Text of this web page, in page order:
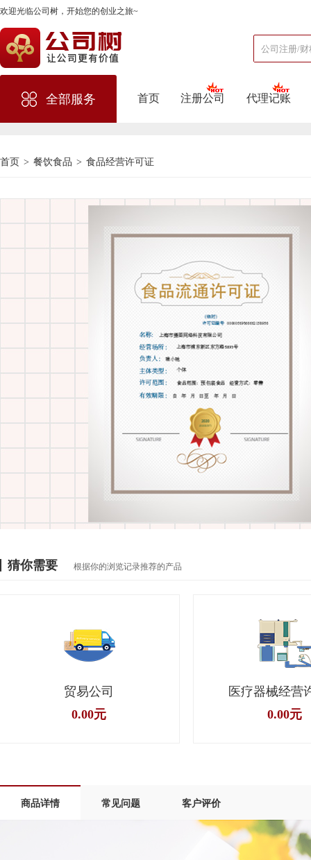
欢迎光临公司树，开始您的创业之旅~
全部服务 首页 注册公司 代理记账
首页 > 餐饮食品 > 食品经营许可证
猜你需要 根据你的浏览记录推荐的产品
医疗器械经营许可证
0.00元
科技公司
0.00元
商品详情 常见问题 客户评价